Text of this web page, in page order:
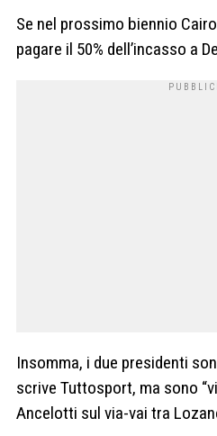
Se nel prossimo biennio
pagare il 50% dell’incasso a
Insomma, i due presidenti
scrive Tuttosport, ma sono
Ancelotti sul via-vai tra